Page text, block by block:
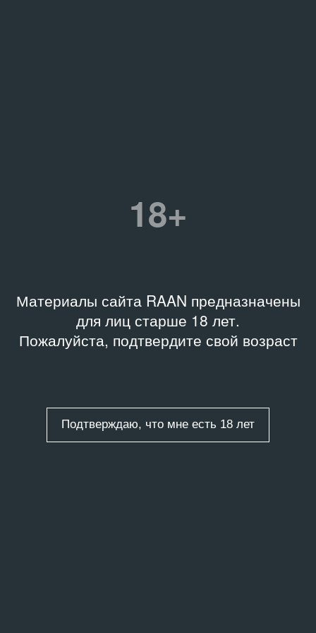
18+
Материалы сайта RAAN предназначены
для лиц старше 18 лет.
Пожалуйста, подтвердите свой возраст
Подтверждаю, что мне есть 18 лет